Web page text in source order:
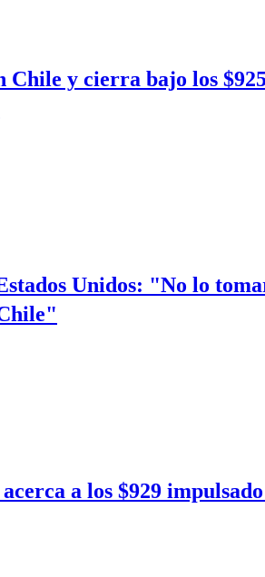
Chile y cierra bajo los
Unidos: "No lo
a los $929